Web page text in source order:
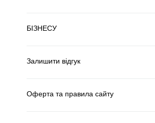
БІЗНЕСУ
Залишити відгук
Оферта та правила сайту